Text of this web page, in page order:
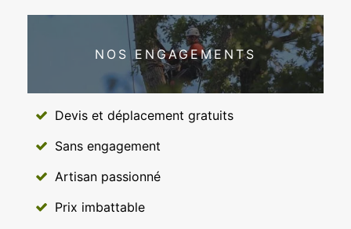
NOS ENGAGEMENTS
Devis et déplacement gratuits
Sans engagement
Artisan passionné
Prix imbattable